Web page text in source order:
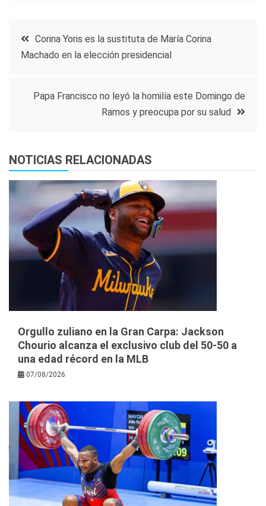
Navegación
entradas
Corina Yoris es la sustituta de María Corina
Machado en la elección presidencial
Papa Francisco no leyó la homilía este Domingo de
Ramos y preocupa por su salud
NOTICIAS RELACIONADAS
Orgullo zuliano en la Gran Carpa: Jackson
Chourio alcanza el exclusivo club del 50-50 a
una edad récord en la MLB
07/08/2026